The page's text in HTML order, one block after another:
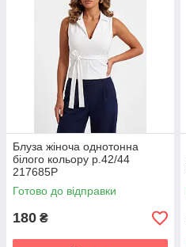
Блуза жіноча однотонна
білого кольору р.42/44
217685P
Готово до відправки
180 ₴